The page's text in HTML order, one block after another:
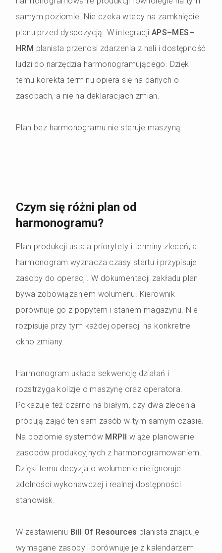
samym poziomie. Nie czeka wtedy na zamknięcie
planu przed dyspozycją. W integracji APS–MES–
HRM planista przenosi zdarzenia z hali i dostępność
ludzi do narzędzia harmonogramującego. Dzięki
temu korekta terminu opiera się na danych o
zasobach, a nie na deklaracjach zmian.
Plan bez harmonogramu nie steruje maszyną.
Czym się różni plan od
harmonogramu?
Plan produkcji ustala priorytety i terminy zleceń, a
harmonogram wyznacza czasy startu i przypisuje
zasoby do operacji. W dokumentacji zakładu plan
bywa zobowiązaniem wolumenu. Kierownik
porównuje go z popytem i stanem magazynu. Nie
rozpisuje przy tym każdej operacji na konkretne
okno zmiany.
Harmonogram układa sekwencję działań i
rozstrzyga kolizje o maszynę oraz operatora.
Pokazuje też czarno na białym, czy dwa zlecenia
próbują zająć ten sam zasób w tym samym czasie.
Na poziomie systemów MRPII wiąże planowanie
zasobów produkcyjnych z harmonogramowaniem.
Dzięki temu decyzja o wolumenie nie ignoruje
zdolności wykonawczej i realnej dostępności
stanowisk.
W zestawieniu Bill Of Resources planista znajduje
wymagane zasoby i porównuje je z kalendarzem